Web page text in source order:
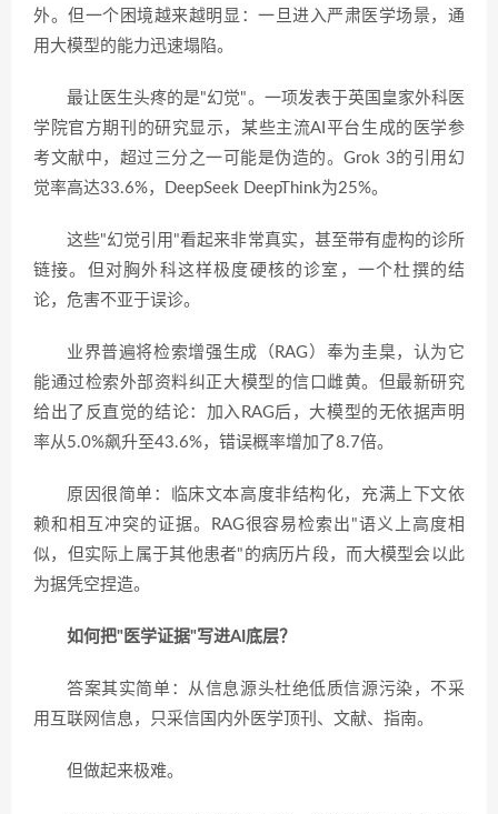
外。但一个困境越来越明显：一旦进入严肃医学场景，通
用大模型的能力迅速塌陷。
最让医生头疼的是"幻觉"。一项发表于英国皇家外科医
学院官方期刊的研究显示，某些主流AI平台生成的医学参
考文献中，超过三分之一可能是伪造的。Grok 3的引用幻
觉率高达33.6%，DeepSeek DeepThink为25%。
这些"幻觉引用"看起来非常真实，甚至带有虚构的诊所
链接。但对胸外科这样极度硬核的诊室，一个杜撰的结
论，危害不亚于误诊。
业界普遍将检索增强生成（RAG）奉为圭臬，认为它
能通过检索外部资料纠正大模型的信口雌黄。但最新研究
给出了反直觉的结论：加入RAG后，大模型的无依据声明
率从5.0%飙升至43.6%，错误概率增加了8.7倍。
原因很简单：临床文本高度非结构化，充满上下文依
赖和相互冲突的证据。RAG很容易检索出"语义上高度相
似，但实际上属于其他患者"的病历片段，而大模型会以此
为据凭空捏造。
如何把"医学证据"写进AI底层？
答案其实简单：从信息源头杜绝低质信源污染，不采
用互联网信息，只采信国内外医学顶刊、文献、指南。
但做起来极难。